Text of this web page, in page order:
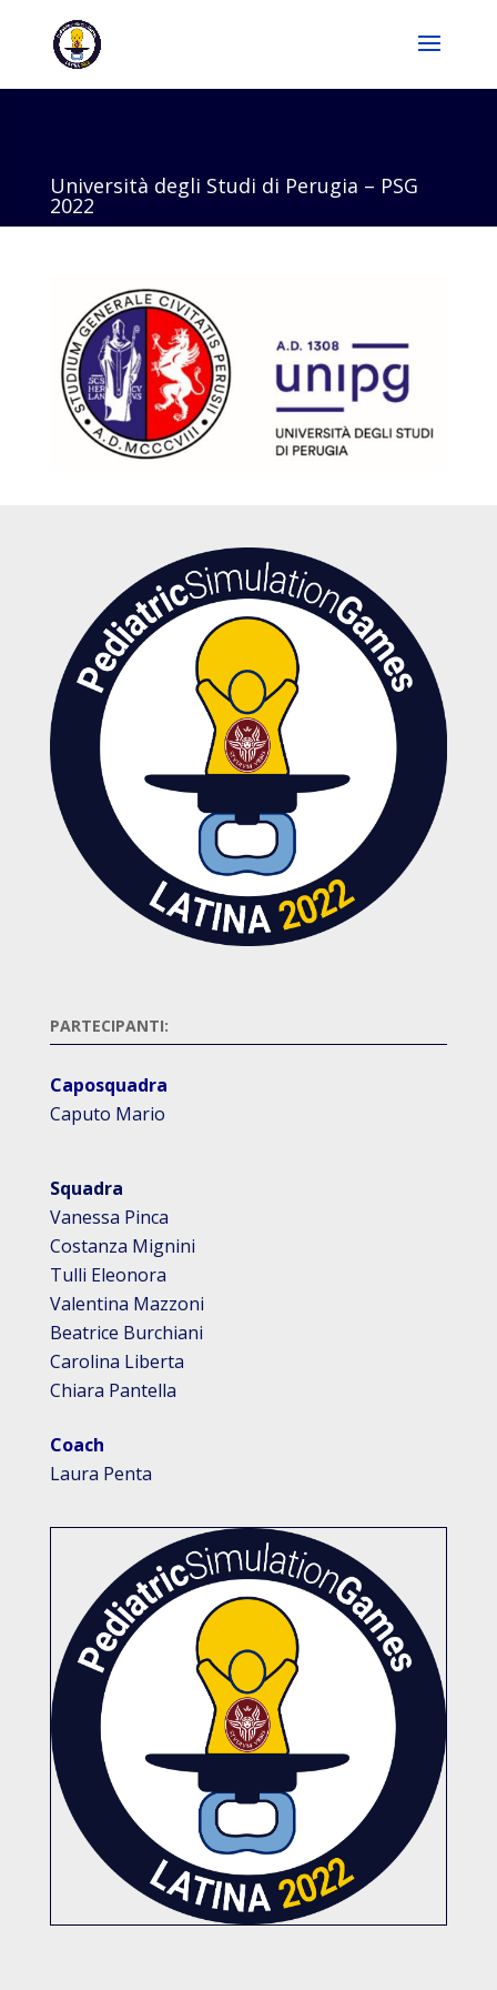
Università degli Studi di Perugia – PSG
2022
PARTECIPANTI:
Caposquadra
Caputo Mario
Squadra
Vanessa Pinca
Costanza Mignini
Tulli Eleonora
Valentina Mazzoni
Beatrice Burchiani
Carolina Liberta
Chiara Pantella
Coach
Laura Penta